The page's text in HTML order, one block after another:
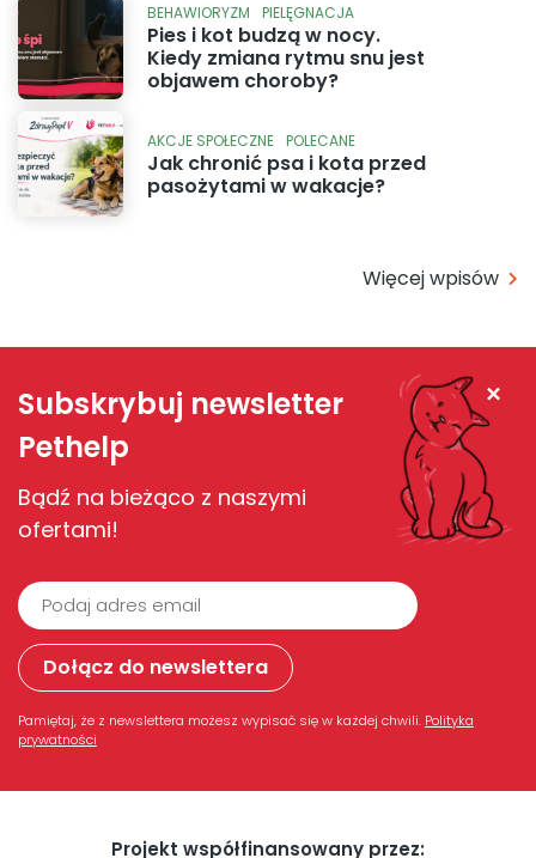
BEHAWIORYZM PIELĘGNACJA
Pies i kot budzą w nocy.
Kiedy zmiana rytmu snu jest
objawem choroby?
AKCJE SPOŁECZNE POLECANE
Jak chronić psa i kota przed
pasożytami w wakacje?
Więcej wpisów
Zamknij
Subskrybuj newsletter
Pethelp
Bądź na bieżąco z naszymi
ofertami!
Pamiętaj, że z newslettera możesz wypisać się w każdej chwili. Polityka
prywatności
Projekt współfinansowany przez: